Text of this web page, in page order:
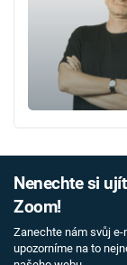
Nenechte si
Zoom!
Zanechte nám svůj e-
upozorníme na to